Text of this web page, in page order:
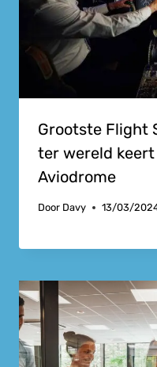
Grootste Flight
ter wereld
Aviodrome
Door Davy 13/03/